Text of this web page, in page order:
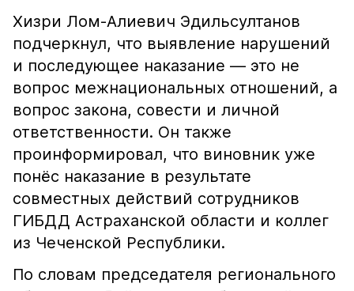
Хизри Лом-Алиевич Эдильсултанов
подчеркнул, что выявление нарушений
и последующее наказание — это не
вопрос межнациональных отношений, а
вопрос закона, совести и личной
ответственности. Он также
проинформировал, что виновник уже
понёс наказание в результате
совместных действий сотрудников
ГИБДД Астраханской области и коллег
из Чеченской Республики.
По словам председателя регионального